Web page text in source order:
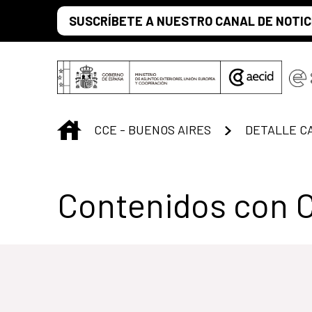
Saltar al contenido principal
SUSCRÍBETE A NUESTRO CANAL DE
INICIO
CCE - BUENOS AIRES DETALLE
Centro Cultural
Contenidos con